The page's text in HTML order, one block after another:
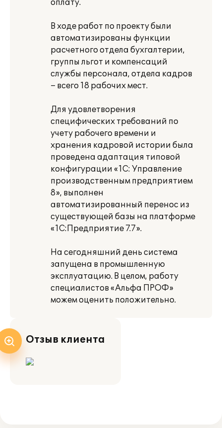
оплату.
В ходе работ по проекту были
автоматизированы функции
расчетного отдела бухгалтерии,
группы льгот и компенсаций
службы персонала, отдела кадров
– всего 18 рабочих мест.
Для удовлетворения
специфических требований по
учету рабочего времени и
хранения кадровой истории была
проведена адаптация типовой
конфигурации «1С: Управление
производственным предприятием
8», выполнен
автоматизированный перенос из
существующей базы на платформе
«1С:Предприятие 7.7».
На сегодняшний день система
запущена в промышленную
эксплуатацию. В целом, работу
специалистов «Альфа ПРОФ»
можем оценить положительно.
Отзыв клиента